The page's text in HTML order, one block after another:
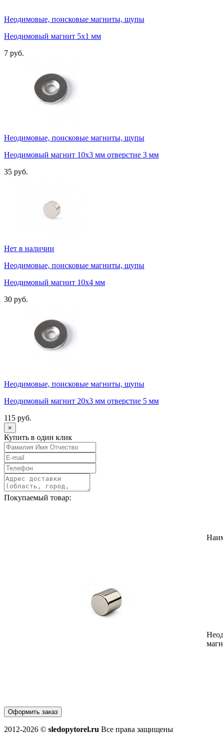
Неодимовые, поисковые магниты, щупы
Неодимовый магнит 5х1 мм
7 руб.
Неодимовые, поисковые магниты, щупы
Неодимовый магнит 10х3 мм отверстие 3 мм
35 руб.
Нет в наличии
Неодимовые, поисковые магниты, щупы
Неодимовый магнит 10х4 мм
30 руб.
Неодимовые, поисковые магниты, щупы
Неодимовый магнит 20х3 мм отверстие 5 мм
115 руб.
×
Купить в один клик
Покупаемый товар:
Оформить заказ
2012-2026 © sledopytorel.ru Все права защищены